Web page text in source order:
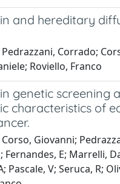
and hereditary
Pedrazzani, Corrado;
Roviello, Franco
genetic screening
characteristics of
Corso, Giovanni;
Fernandes, E; Marrelli,
Pascale, V; Seruca, R;